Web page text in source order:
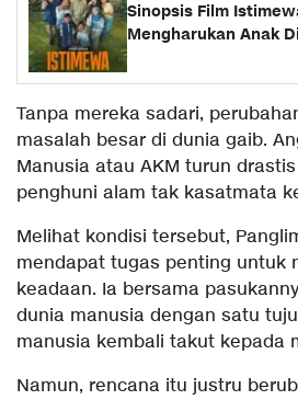
Sinopsis Film
Mengharukan Anak
Tanpa mereka sadari,
masalah besar di dunia gaib.
Manusia atau AKM turun
penghuni alam tak kasatmata
Melihat kondisi tersebut,
mendapat tugas penting untuk
keadaan. Ia bersama
dunia manusia dengan satu
manusia kembali takut kepada
Namun, rencana itu justru